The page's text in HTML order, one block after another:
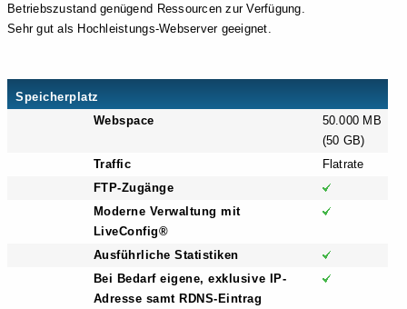
Betriebszustand genügend Ressourcen zur Verfügung.
Sehr gut als Hochleistungs-Webserver geeignet.
Speicherplatz
Webspace
50.000 MB
(50 GB)
Traffic
Flatrate
FTP-Zugänge
Moderne Verwaltung mit
LiveConfig®
Ausführliche Statistiken
Bei Bedarf eigene, exklusive IP-
Adresse samt RDNS-Eintrag